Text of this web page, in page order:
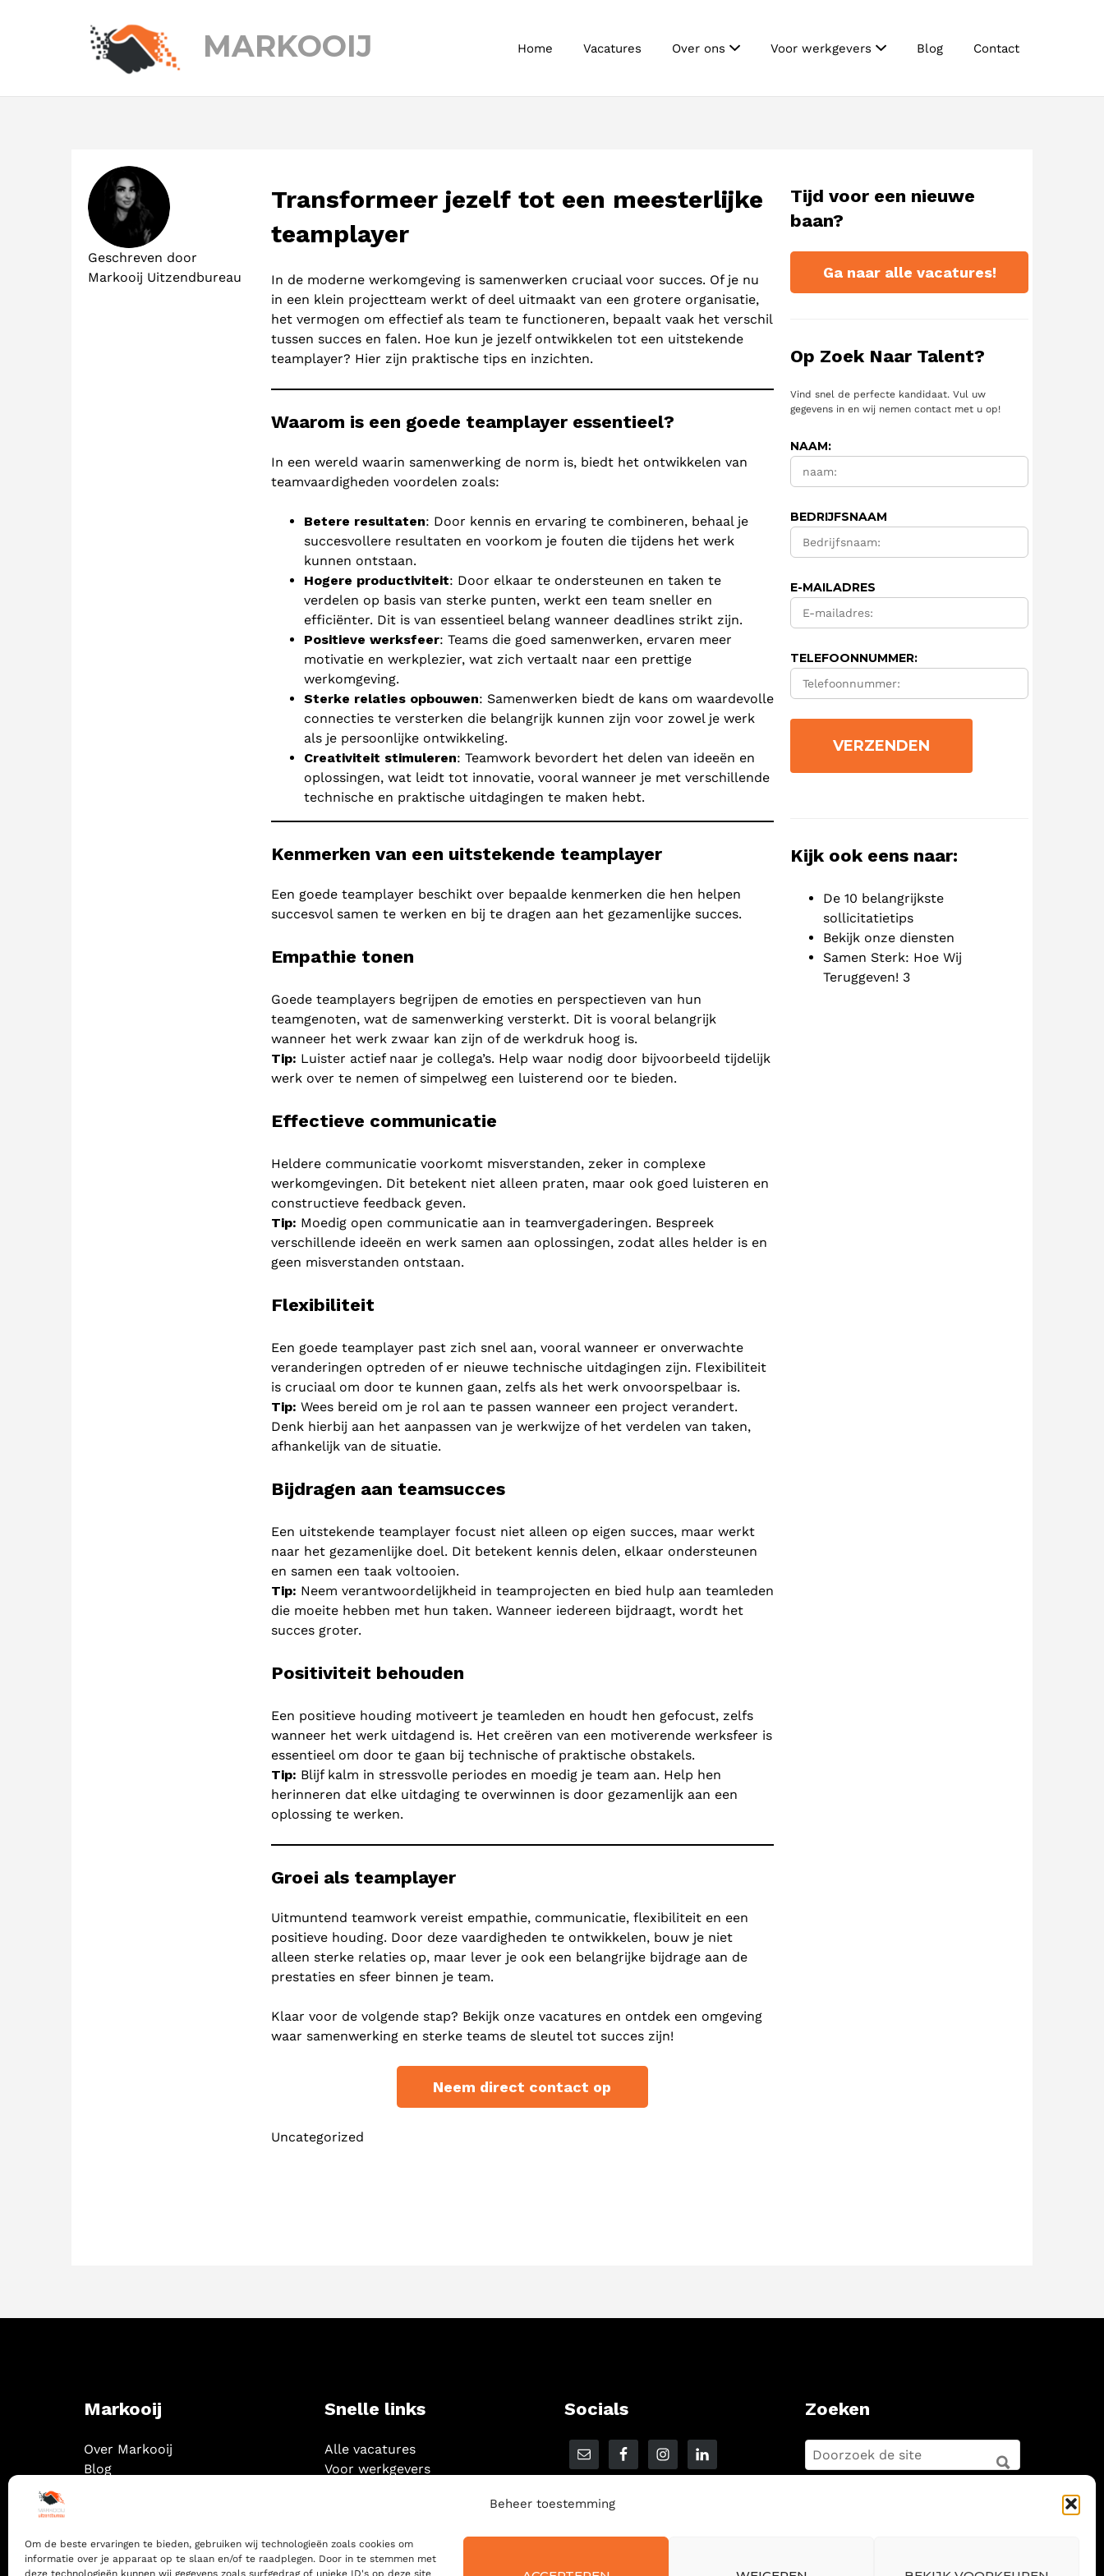
Beheer toestemming
Om de beste ervaringen te bieden, gebruiken wij technologieën zoals cookies om
informatie over je apparaat op te slaan en/of te raadplegen. Door in te stemmen met
deze technologieën kunnen wij gegevens zoals surfgedrag of unieke ID's op deze site
MARKOOIJ Home Vacatures Over ons Voor werkgevers Blog Contact
Geschreven door
Markooij Uitzendbureau
Transformeer jezelf tot een meesterlijke
teamplayer
In de moderne werkomgeving is samenwerken cruciaal voor succes. Of je nu
in een klein projectteam werkt of deel uitmaakt van een grotere organisatie,
het vermogen om effectief als team te functioneren, bepaalt vaak het verschil
tussen succes en falen. Hoe kun je jezelf ontwikkelen tot een uitstekende
teamplayer? Hier zijn praktische tips en inzichten.
Waarom is een goede teamplayer essentieel?
In een wereld waarin samenwerking de norm is, biedt het ontwikkelen van
teamvaardigheden voordelen zoals:
Betere resultaten: Door kennis en ervaring te combineren, behaal je
succesvollere resultaten en voorkom je fouten die tijdens het werk
kunnen ontstaan.
Hogere productiviteit: Door elkaar te ondersteunen en taken te
verdelen op basis van sterke punten, werkt een team sneller en
efficiënter. Dit is van essentieel belang wanneer deadlines strikt zijn.
Positieve werksfeer: Teams die goed samenwerken, ervaren meer
motivatie en werkplezier, wat zich vertaalt naar een prettige
werkomgeving.
Sterke relaties opbouwen: Samenwerken biedt de kans om waardevolle
connecties te versterken die belangrijk kunnen zijn voor zowel je werk
als je persoonlijke ontwikkeling.
Creativiteit stimuleren: Teamwork bevordert het delen van ideeën en
oplossingen, wat leidt tot innovatie, vooral wanneer je met verschillende
technische en praktische uitdagingen te maken hebt.
Kenmerken van een uitstekende teamplayer
Een goede teamplayer beschikt over bepaalde kenmerken die hen helpen
succesvol samen te werken en bij te dragen aan het gezamenlijke succes.
Empathie tonen
Goede teamplayers begrijpen de emoties en perspectieven van hun
teamgenoten, wat de samenwerking versterkt. Dit is vooral belangrijk
wanneer het werk zwaar kan zijn of de werkdruk hoog is.
Tip: Luister actief naar je collega’s. Help waar nodig door bijvoorbeeld tijdelijk
werk over te nemen of simpelweg een luisterend oor te bieden.
Effectieve communicatie
Heldere communicatie voorkomt misverstanden, zeker in complexe
werkomgevingen. Dit betekent niet alleen praten, maar ook goed luisteren en
constructieve feedback geven.
Tip: Moedig open communicatie aan in teamvergaderingen. Bespreek
verschillende ideeën en werk samen aan oplossingen, zodat alles helder is en
geen misverstanden ontstaan.
Flexibiliteit
Een goede teamplayer past zich snel aan, vooral wanneer er onverwachte
veranderingen optreden of er nieuwe technische uitdagingen zijn. Flexibiliteit
is cruciaal om door te kunnen gaan, zelfs als het werk onvoorspelbaar is.
Tip: Wees bereid om je rol aan te passen wanneer een project verandert.
Denk hierbij aan het aanpassen van je werkwijze of het verdelen van taken,
afhankelijk van de situatie.
Bijdragen aan teamsucces
Een uitstekende teamplayer focust niet alleen op eigen succes, maar werkt
naar het gezamenlijke doel. Dit betekent kennis delen, elkaar ondersteunen
en samen een taak voltooien.
Tip: Neem verantwoordelijkheid in teamprojecten en bied hulp aan teamleden
die moeite hebben met hun taken. Wanneer iedereen bijdraagt, wordt het
succes groter.
Positiviteit behouden
Een positieve houding motiveert je teamleden en houdt hen gefocust, zelfs
wanneer het werk uitdagend is. Het creëren van een motiverende werksfeer is
essentieel om door te gaan bij technische of praktische obstakels.
Tip: Blijf kalm in stressvolle periodes en moedig je team aan. Help hen
herinneren dat elke uitdaging te overwinnen is door gezamenlijk aan een
oplossing te werken.
Groei als teamplayer
Uitmuntend teamwork vereist empathie, communicatie, flexibiliteit en een
positieve houding. Door deze vaardigheden te ontwikkelen, bouw je niet
alleen sterke relaties op, maar lever je ook een belangrijke bijdrage aan de
prestaties en sfeer binnen je team.
Klaar voor de volgende stap? Bekijk onze vacatures en ontdek een omgeving
waar samenwerking en sterke teams de sleutel tot succes zijn!
Neem direct contact op
Uncategorized
Tijd voor een nieuwe
baan?
Ga naar alle vacatures!
Op Zoek Naar Talent?
Vind snel de perfecte kandidaat. Vul uw
gegevens in en wij nemen contact met u op!
NAAM:
BEDRIJFSNAAM
E-MAILADRES
TELEFOONNUMMER:
Kijk ook eens naar:
De 10 belangrijkste
sollicitatietips
Bekijk onze diensten
Samen Sterk: Hoe Wij
Teruggeven! 3
Markooij
Over Markooij
Blog
Snelle links
Alle vacatures
Voor werkgevers
Socials Zoeken
ZOEKEN
FOR: